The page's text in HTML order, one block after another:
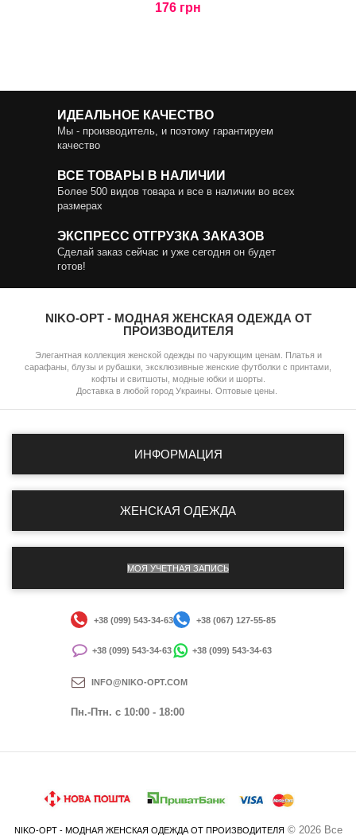
176 грн
ИДЕАЛЬНОЕ КАЧЕСТВО
Мы - производитель, и поэтому гарантируем
качество
ВСЕ ТОВАРЫ В НАЛИЧИИ
Более 500 видов товара и все в наличии во всех
размерах
ЭКСПРЕСС ОТГРУЗКА ЗАКАЗОВ
Сделай заказ сейчас и уже сегодня он будет
готов!
NIKO-OPT - МОДНАЯ ЖЕНСКАЯ ОДЕЖДА ОТ
ПРОИЗВОДИТЕЛЯ
Элегантная коллекция женской одежды по чарующим ценам. Платья и
сарафаны, блузы и рубашки, эксклюзивные женские футболки с принтами,
кофты и свитшоты, модные юбки и шорты.
Доставка в любой город Украины. Оптовые цены.
ИНФОРМАЦИЯ
ЖЕНСКАЯ ОДЕЖДА
МОЯ УЧЕТНАЯ ЗАПИСЬ
+38 (099) 543-34-63 +38 (067) 127-55-85
+38 (099) 543-34-63 +38 (099) 543-34-63
INFO@NIKO-OPT.COM
Пн.-Птн. c 10:00 - 18:00
NIKO-OPT - МОДНАЯ ЖЕНСКАЯ ОДЕЖДА ОТ ПРОИЗВОДИТЕЛЯ © 2026 Все